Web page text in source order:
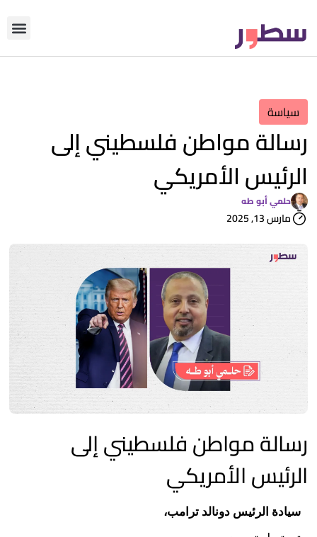
سياسة
رسالة مواطن فلسطيني إلى
الرئيس الأمريكي
حلمي أبو طه
مارس 13, 2025
رسالة مواطن فلسطيني إلى
الرئيس الأمريكي
سيادة الرئيس دونالد ترامب،